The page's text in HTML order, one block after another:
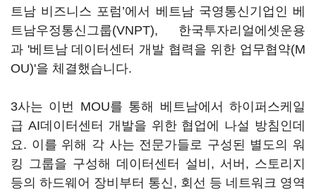
트남 비즈니스 포럼’에서 베트남 국영통신기업인 베
트남우정통신그룹(VNPT), 한국투자리얼에셋운용
과 '베트남 데이터센터 개발 협력을 위한 업무협약(M
OU)'을 체결했습니다.
3사는 이번 MOU를 통해 베트남에서 하이퍼스케일
급 AI데이터센터 개발을 위한 협업에 나설 방침인데
요. 이를 위해 각 사는 전문가들로 구성된 별도의 워
킹 그룹을 구성해 데이터센터 설비, 서버, 스토리지
등의 하드웨어 장비부터 통신, 회선 등 네트워크 영역